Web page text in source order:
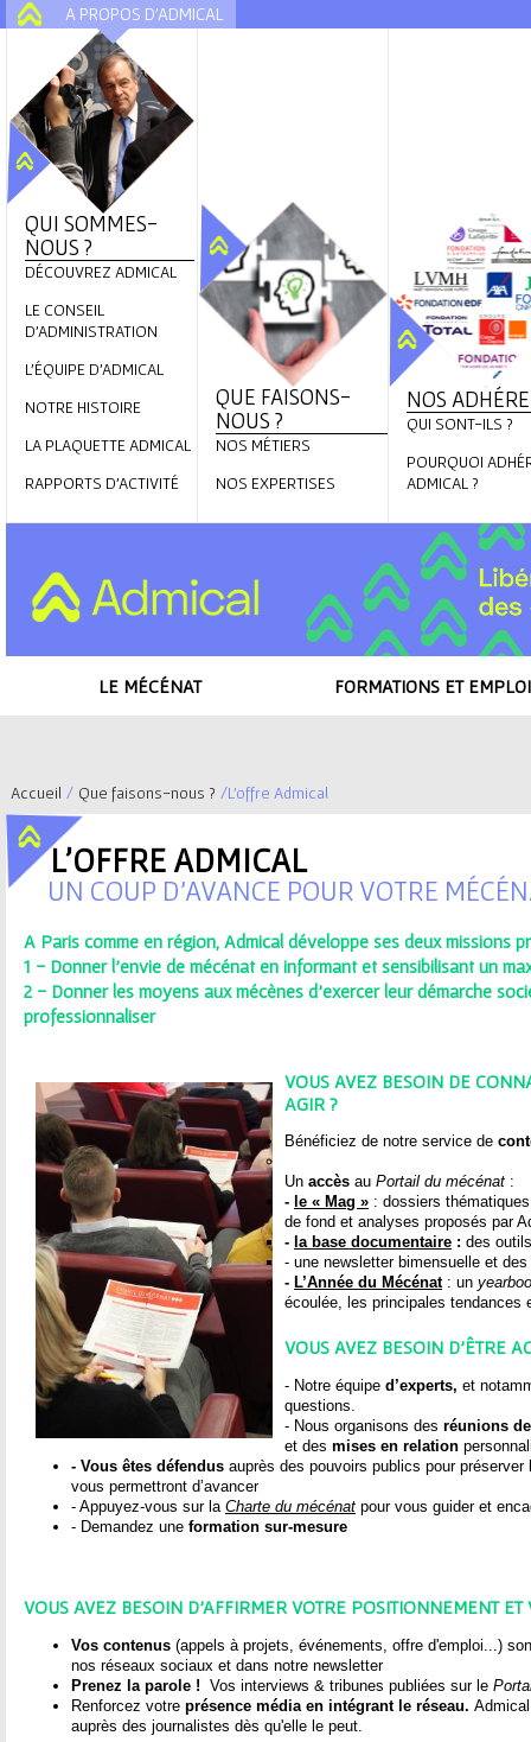
A PROPOS D'ADMICAL
QUI SOMMES-
NOUS ?
DÉCOUVREZ ADMICAL
LE CONSEIL
D'ADMINISTRATION
L'ÉQUIPE D'ADMICAL
NOTRE HISTOIRE
LA PLAQUETTE ADMICAL
RAPPORTS D'ACTIVITÉ
QUE FAISONS-
NOUS ?
NOS MÉTIERS
NOS EXPERTISES
NOS
QUI SONT-ILS ?
POURQUOI
ADMICAL ?
LE MÉCÉNAT FORMATIONS ET
V
o
Accueil / Que faisons-nous ? /L'offre Admical
L'OFFRE ADMICAL
UN COUP D’AVANCE POUR VOTRE
A Paris comme en région, Admical développe ses deux missions
1 - Donner l'envie de mécénat en informant et sensibilisant un
2 - Donner les moyens aux mécènes d'exercer leur démarche
professionnaliser
VOUS AVEZ BESOIN DE
AGIR ?
Bénéficiez de notre service de
Un accès au Portail du mécénat :
- le « Mag » : dossiers
de fond et analyses proposés par
- la base documentaire : des
- une newsletter bimensuelle et
- L’Année du Mécénat : un
écoulée, les principales tendances
VOUS AVEZ BESOIN D’ÊTRE
- Notre équipe d’experts, et
questions.
- Nous organisons des réunions
et des mises en relation
- Vous êtes défendus auprès des pouvoirs publics pour
vous permettront d’avancer
- Appuyez-vous sur la Charte du mécénat pour vous guider et
- Demandez une formation sur-mesure
VOUS AVEZ BESOIN D’AFFIRMER VOTRE POSITIONNEMENT
Vos contenus (appels à projets, événements, offre d'emploi...)
nos réseaux sociaux et dans notre newsletter
Prenez la parole ! Vos interviews & tribunes publiées sur le
Renforcez votre présence média en intégrant le réseau.
auprès des journalistes dès qu'elle le peut.